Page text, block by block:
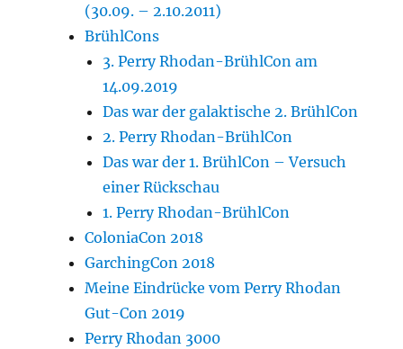
(30.09. – 2.10.2011)
BrühlCons
3. Perry Rhodan-BrühlCon am
14.09.2019
Das war der galaktische 2. BrühlCon
2. Perry Rhodan-BrühlCon
Das war der 1. BrühlCon – Versuch
einer Rückschau
1. Perry Rhodan-BrühlCon
ColoniaCon 2018
GarchingCon 2018
Meine Eindrücke vom Perry Rhodan
Gut-Con 2019
Perry Rhodan 3000